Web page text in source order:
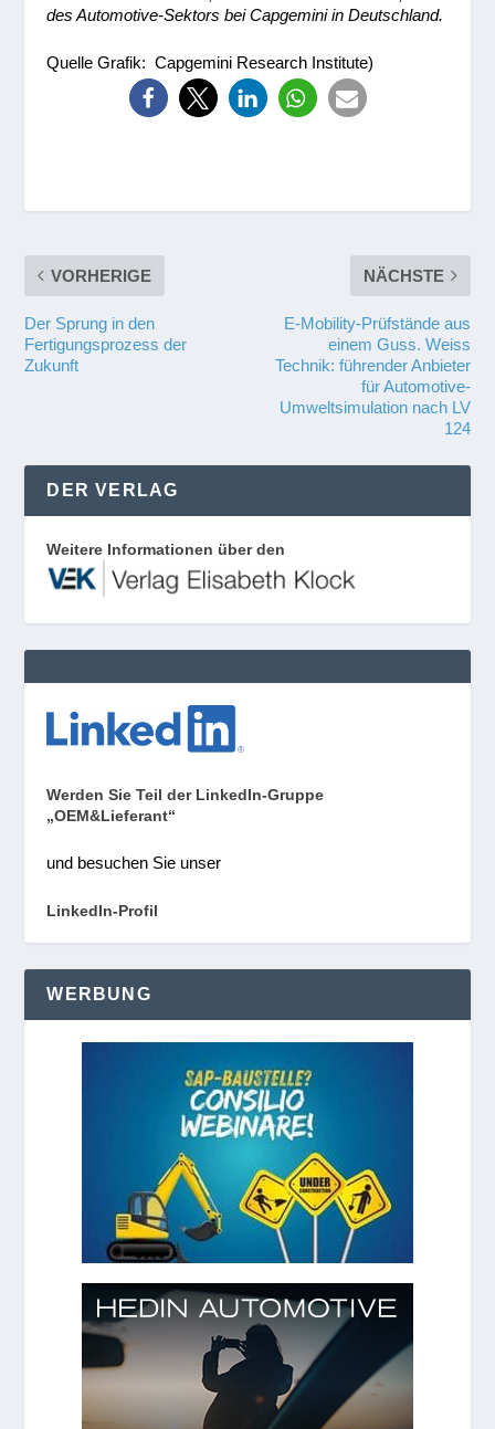
des Automotive-Sektors bei Capgemini in Deutschland.
Quelle Grafik: Capgemini Research Institute)
VORHERIGE
Der Sprung in den
Fertigungsprozess der
Zukunft
NÄCHSTE
E-Mobility-Prüfstände aus
einem Guss. Weiss
Technik: führender Anbieter
für Automotive-
Umweltsimulation nach LV
124
DER VERLAG
Weitere Informationen über den
Werden Sie Teil der LinkedIn-Gruppe
„OEM&Lieferant“
und besuchen Sie unser
LinkedIn-Profil
WERBUNG